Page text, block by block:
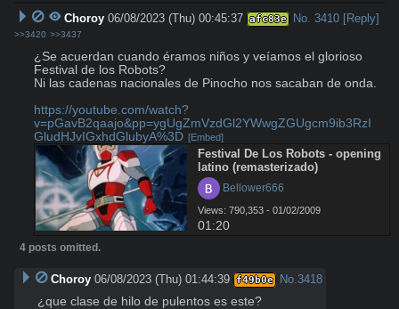
Choroy 06/08/2023 (Thu) 00:45:37 afc83e No. 3410 [Reply]
>>3420 >>3437
¿Se acuerdan cuando éramos niños y veíamos el glorioso
Festival de los Robots?
Ni las cadenas nacionales de Pinocho nos sacaban de onda.
https://youtube.com/watch?
v=pGavB2qaajo&pp=ygUgZmVzdGl2YWwgZGUgcm9ib3RzI
GludHJvIGxhdGlubyA%3D [Embed]
Festival De Los Robots - opening
latino (remasterizado)
Bellower666
Views: 790,353 - 01/02/2009
01:20
4 posts omitted.
Choroy 06/08/2023 (Thu) 01:44:39 f49b0e No. 3418
¿que clase de hilo de pulentos es este?